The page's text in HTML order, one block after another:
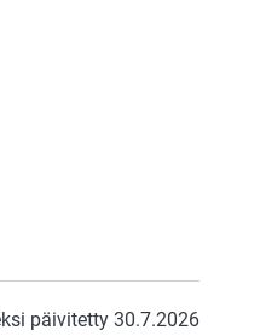
päivitetty 30.7.2026